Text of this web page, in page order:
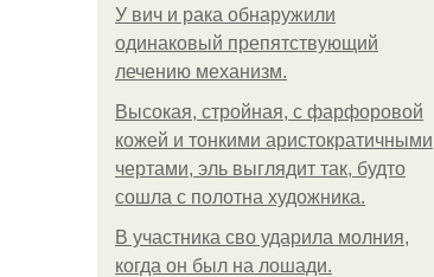
У вич и рака обнаружили
одинаковый препятствующий
лечению механизм.
Высокая, стройная, с фарфоровой
кожей и тонкими аристократичными
чертами, эль выглядит так, будто
сошла с полотна художника.
В участника сво ударила молния,
когда он был на лошади.